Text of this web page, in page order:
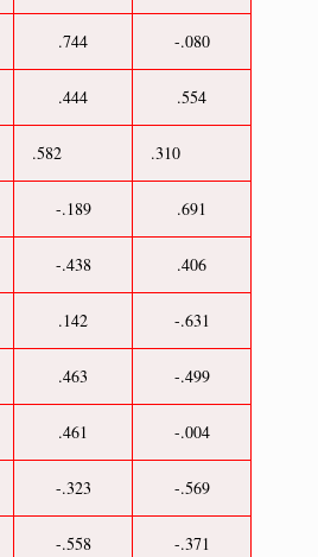
.744 -.080
.444 .554
.582 .310
-.189 .691
-.438 .406
.142 -.631
.463 -.499
.461 -.004
-.323 -.569
-.558 -.371